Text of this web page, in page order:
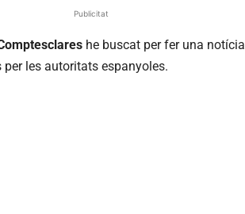
Publicitat
he buscat per fer una
les autoritats espanyoles.